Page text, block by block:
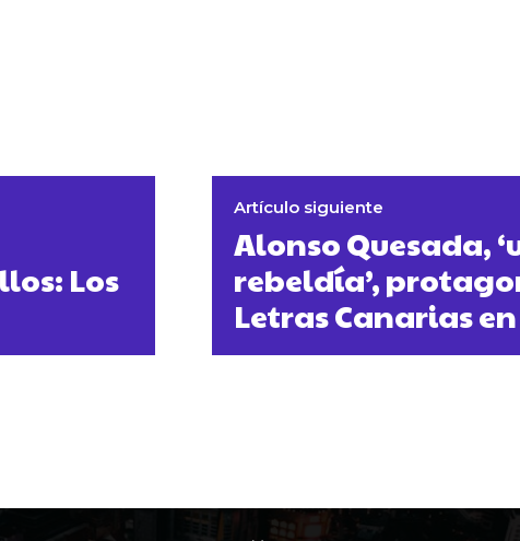
Los
Artículo siguiente
Alonso Quesada,
rebeldía’,
Letras Canarias en